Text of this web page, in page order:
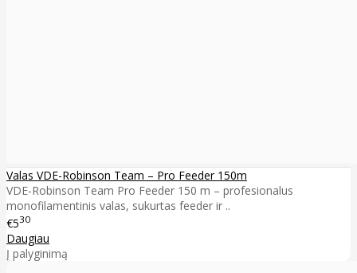
Valas VDE-Robinson Team – Pro Feeder 150m
VDE-Robinson Team Pro Feeder 150 m – profesionalus
monofilamentinis valas, sukurtas feeder ir ..
€530
Daugiau
Į palyginimą